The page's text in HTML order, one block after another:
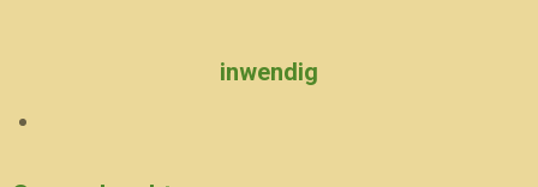
inwendig